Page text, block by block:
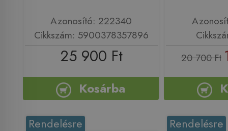
Azonosító: 222340
Cikkszám: 5900378357896
25 900 Ft
Kosárba
20 700 Ft
Rendelésre Rendelésre